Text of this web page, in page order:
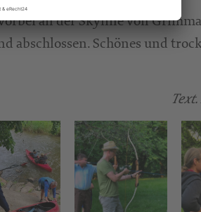
an der Skyline von
Schönes und